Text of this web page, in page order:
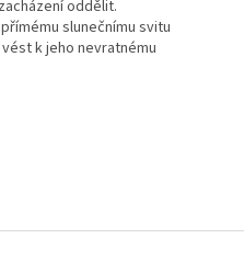
oddělit.
slunečnímu svitu
k jeho nevratnému